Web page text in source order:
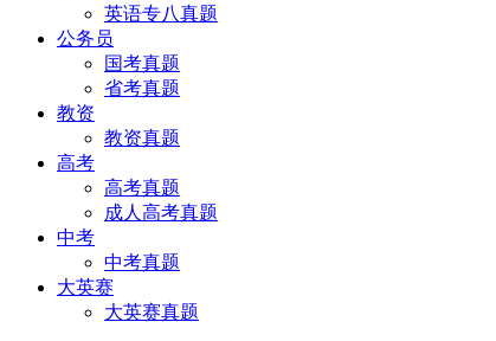
英语专八真题
公务员
国考真题
省考真题
教资
教资真题
高考
高考真题
成人高考真题
中考
中考真题
大英赛
大英赛真题